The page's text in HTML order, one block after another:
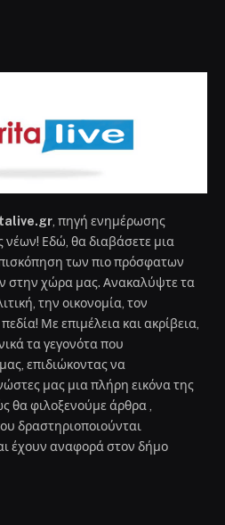
, πηγή ενημέρωσης
νέων! Εδώ, θα διαβάσετε μια
των πιο πρόσφατων
στην χώρα μας. Ανακαλύψτε τα
την οικονομία, τον
Με επιμέλεια και ακρίβεια,
τα γεγονότα που
επιδιώκοντας να
μας μια πλήρη εικόνα της
θα φιλοξενούμε άρθρα ,
δραστηριοποιούνται
έχουν αναφορά στον δήμο